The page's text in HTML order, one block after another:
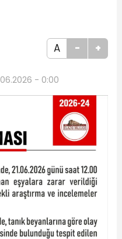
A - +
- 0:00